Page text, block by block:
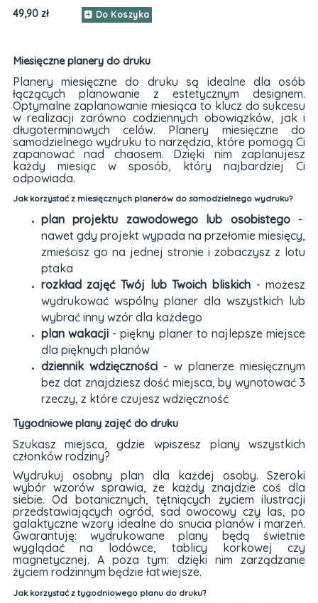
49,90 zł Do Koszyka
Miesięczne planery do druku
Planery miesięczne do druku są idealne dla osób
łączących planowanie z estetycznym designem.
Optymalne zaplanowanie miesiąca to klucz do sukcesu
w realizacji zarówno codziennych obowiązków, jak i
długoterminowych celów. Planery miesięczne do
samodzielnego wydruku to narzędzia, które pomogą Ci
zapanować nad chaosem. Dzięki nim zaplanujesz
każdy miesiąc w sposób, który najbardziej Ci
odpowiada.
Jak korzystać z miesięcznych planerów do samodzielnego wydruku?
plan projektu zawodowego lub osobistego-
nawet gdy projekt wypada na przełomie miesięcy,
zmieścisz go na jednej stronie i zobaczysz z lotu
ptaka
rozkład zajęć Twój lub Twoich bliskich - możesz
wydrukować wspólny planer dla wszystkich lub
wybrać inny wzór dla każdego
plan wakacji- piękny planer to najlepsze miejsce
dla pięknych planów
dziennik wdzięczności- w planerze miesięcznym
bez dat znajdziesz dość miejsca, by wynotować 3
rzeczy, z które czujesz wdzięczność
Tygodniowe plany zajęć do druku
Szukasz miejsca, gdzie wpiszesz plany wszystkich
członków rodziny?
Wydrukuj osobny plan dla każdej osoby. Szeroki
wybór wzorów sprawia, że każdy znajdzie coś dla
siebie. Od botanicznych, tętniących życiem ilustracji
przedstawiających ogród, sad owocowy czy las, po
galaktyczne wzory idealne do snucia planów i marzeń.
Gwarantuję: wydrukowane plany będą świetnie
wyglądać na lodówce, tablicy korkowej czy
magnetycznej. A poza tym: dzięki nim zarządzanie
życiem rodzinnym będzie łatwiejsze.
Jak korzystać z tygodniowego planu do druku?